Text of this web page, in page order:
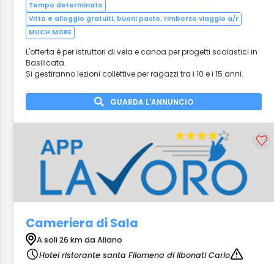
Tempo determinato
Vitto e alloggio gratuiti, buoni pasto, rimborso viaggio a/r
MUCH MORE
L'offerta è per istruttori di vela e canoa per progetti scolastici in
Basilicata.
Si gestiranno lezioni collettive per ragazzi tra i 10 e i 15 anni.
GUARDA L'ANNUNCIO
Cameriera di Sala
A soli 26 km da Aliano
Hotel ristorante santa Filomena di libonati Carlo